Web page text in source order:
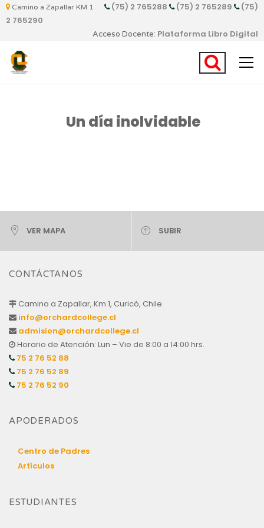
Camino a Zapallar KM 1 (75) 2 765288 (75) 2 765289
(75)
2 765290
Acceso Docente: Plataforma Libro Digital
Un día inolvidable
VER MAPA SUBIR
CONTÁCTANOS
Camino a Zapallar, Km 1, Curicó, Chile.
info@orchardcollege.cl
admision@orchardcollege.cl
Horario de Atención: Lun – Vie de 8:00 a 14:00 hrs.
75 2 76 52 88
75 2 76 52 89
75 2 76 52 90
APODERADOS
Centro de Padres
Artículos
ESTUDIANTES